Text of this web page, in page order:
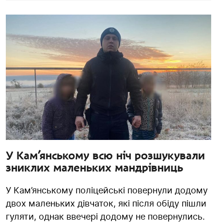
У Кам’янському всю ніч розшукували
зниклих маленьких мандрівниць
У Кам’янському поліцейські повернули додому
двох маленьких дівчаток, які після обіду пішли
гуляти, однак ввечері додому не повернулись.